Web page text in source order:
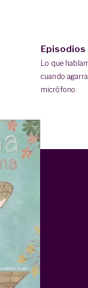
Episodios
Lo que
cuando
micrófono.